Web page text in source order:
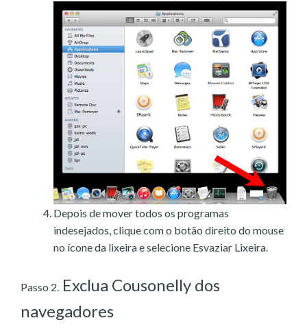
Depois de mover todos os programas
indesejados, clique com o botão direito do mouse
no ícone da lixeira e selecione Esvaziar Lixeira.
Passo 2. Exclua Cousonelly dos
navegadores